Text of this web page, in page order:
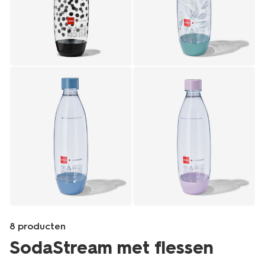
8 producten
SodaStream met flessen